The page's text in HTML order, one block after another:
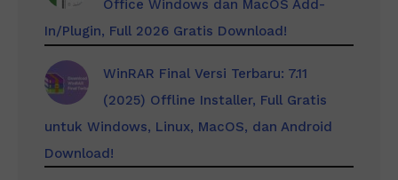
Office Windows dan MacOS Add-
In/Plugin, Full 2026 Gratis Download!
WinRAR Final Versi Terbaru: 7.11
(2025) Offline Installer, Full Gratis
untuk Windows, Linux, MacOS, dan Android
Download!